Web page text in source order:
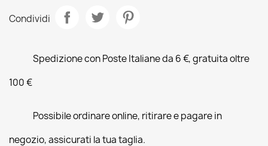
Condividi
Spedizione con Poste Italiane da 6 €, gratuita oltre
100 €
Possibile ordinare online, ritirare e pagare in
negozio, assicurati la tua taglia.